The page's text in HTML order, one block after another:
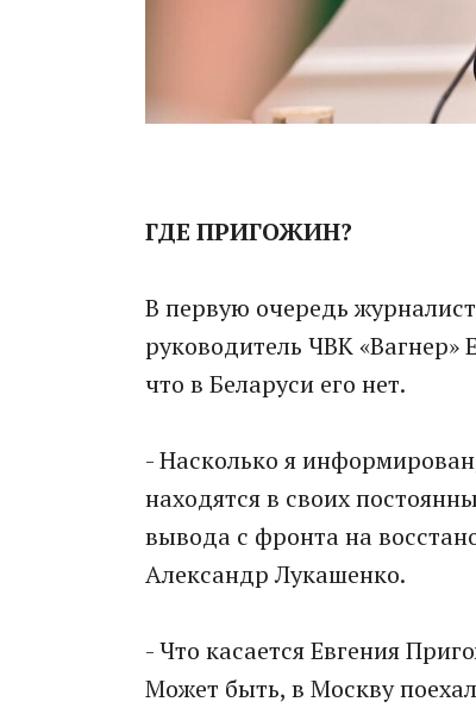
ГДЕ ПРИГОЖИН?
В первую очередь
руководитель ЧВК
что в Беларуси его нет.
- Насколько я
находятся в своих
вывода с фронта на
Александр Лукашенко.
- Что касается Евгения
Может быть, в Москву